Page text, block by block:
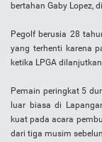
bertahan Gaby Lopez,
Pegolf berusia 28
yang terhenti karena
ketika LPGA
Pemain peringkat 5
luar biasa di
kuat pada acara
dari tiga musim